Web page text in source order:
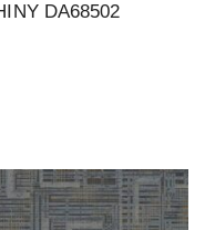
DA68502